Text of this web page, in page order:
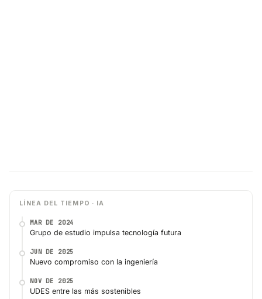
LÍNEA DEL TIEMPO · IA
MAR DE 2024
Grupo de estudio impulsa tecnología futura
JUN DE 2025
Nuevo compromiso con la ingeniería
NOV DE 2025
UDES entre las más sostenibles